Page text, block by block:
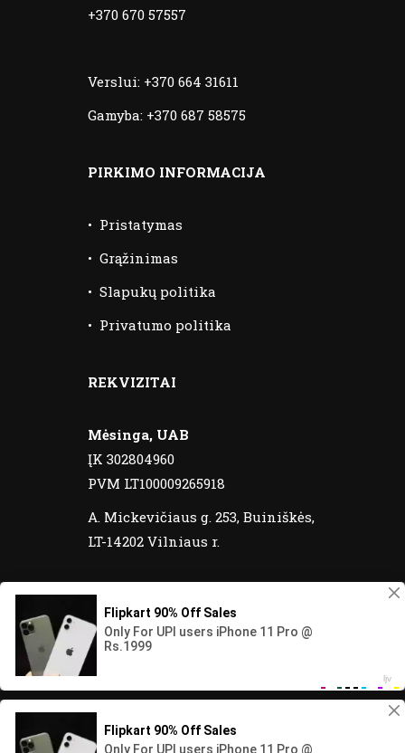
+370 670 57557
Verslui: +370 664 31611
Gamyba: +370 687 58575
PIRKIMO INFORMACIJA
• Pristatymas
• Grąžinimas
• Slapukų politika
• Privatumo politika
REKVIZITAI
Mėsinga, UAB
ĮK 302804960
PVM LT100009265918
A. Mickevičiaus g. 253, Buiniškės,
LT-14202 Vilniaus r.
© 2020 Meatos yra registruotas prekinis